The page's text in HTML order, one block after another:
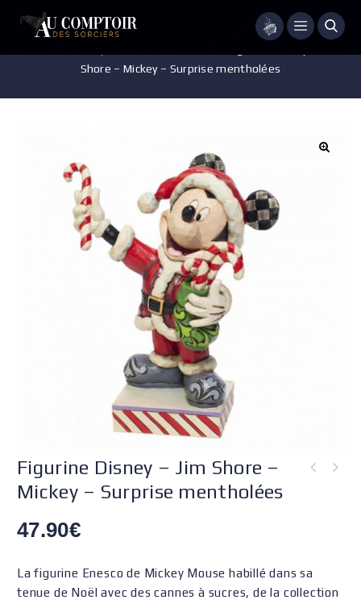
Menu
Shore – Mickey – Surprise mentholées
Figurine Disney – Jim Shore –
Mickey – Surprise mentholées
47.90€
La figurine Enesco de Mickey Mouse habillé dans sa
tenue de Noël avec des cannes à sucres, de la collection